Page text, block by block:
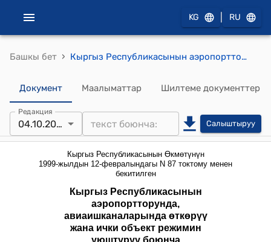
KG RU
Башкы бет › Кыргыз Республикасынын аэропортторунда, авиаишканаларында өткөрүү жана ички объект режимин уюштуруу боюнча ЖОБО (Кыргыз Республикасынын Өкмөтүнүн 1999-жылдын 12-февралындагы N 87 токтому менен бекитилген)
Документ Маалыматтар Шилтеме документтер
Редакция
04.10.2013 Салыштыруу